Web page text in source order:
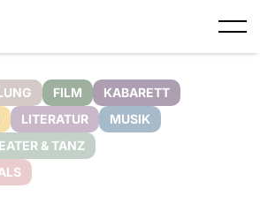
FILM
KABARETT
LITERATUR
MUSIK
& TANZ